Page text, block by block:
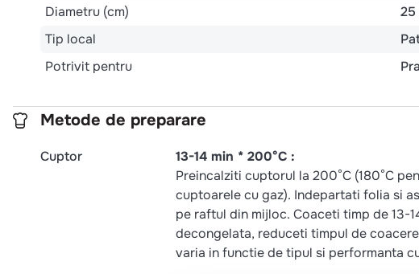
Diametru (cm)
25
Tip local
Potrivit pentru
Metode de preparare
Cuptor
13-14 min * 200°C :
Preincalziti cuptorul la 200°C (180°C
cuptoarele cu gaz). Indepartati folia si
pe raftul din mijloc. Coaceti timp de 13-
decongelata, reduceti timpul de
varia in functie de tipul si performanta